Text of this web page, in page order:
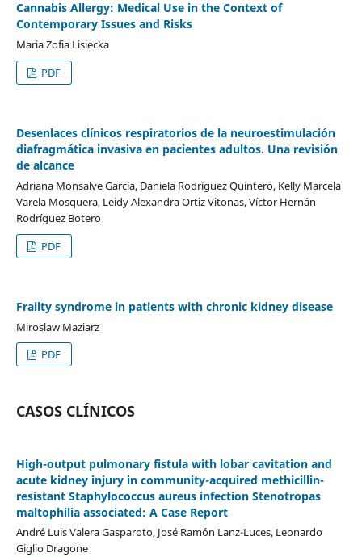
Cannabis Allergy: Medical Use in the Context of
Contemporary Issues and Risks
Maria Zofia Lisiecka
PDF
Desenlaces clínicos respiratorios de la neuroestimulación
diafragmática invasiva en pacientes adultos. Una revisión
de alcance
Adriana Monsalve García, Daniela Rodríguez Quintero, Kelly Marcela
Varela Mosquera, Leidy Alexandra Ortiz Vitonas, Víctor Hernán
Rodríguez Botero
PDF
Frailty syndrome in patients with chronic kidney disease
Miroslaw Maziarz
PDF
CASOS CLÍNICOS
High-output pulmonary fistula with lobar cavitation and
acute kidney injury in community-acquired methicillin-
resistant Staphylococcus aureus infection Stenotropas
maltophilia associated: A Case Report
André Luis Valera Gasparoto, José Ramón Lanz-Luces, Leonardo
Giglio Dragone